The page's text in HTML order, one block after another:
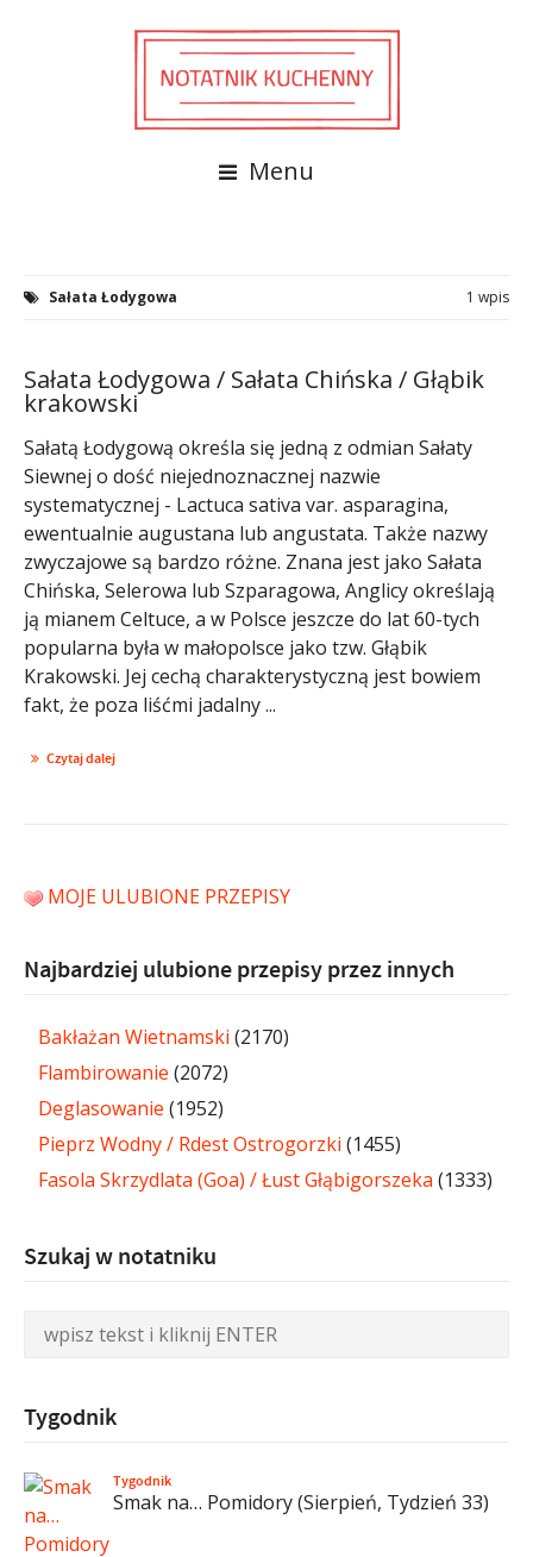
Menu
Sałata Łodygowa 1 wpis
Sałata Łodygowa / Sałata Chińska / Głąbik
krakowski
Sałatą Łodygową określa się jedną z odmian Sałaty
Siewnej o dość niejednoznacznej nazwie
systematycznej - Lactuca sativa var. asparagina,
ewentualnie augustana lub angustata. Także nazwy
zwyczajowe są bardzo różne. Znana jest jako Sałata
Chińska, Selerowa lub Szparagowa, Anglicy określają
ją mianem Celtuce, a w Polsce jeszcze do lat 60-tych
popularna była w małopolsce jako tzw. Głąbik
Krakowski. Jej cechą charakterystyczną jest bowiem
fakt, że poza liśćmi jadalny ...
Czytaj dalej
MOJE ULUBIONE PRZEPISY
Najbardziej ulubione przepisy przez innych
Bakłażan Wietnamski (2170)
Flambirowanie (2072)
Deglasowanie (1952)
Pieprz Wodny / Rdest Ostrogorzki (1455)
Fasola Skrzydlata (Goa) / Łust Głąbigorszeka (1333)
Szukaj w notatniku
Tygodnik
Tygodnik
Smak na… Pomidory (Sierpień, Tydzień 33)